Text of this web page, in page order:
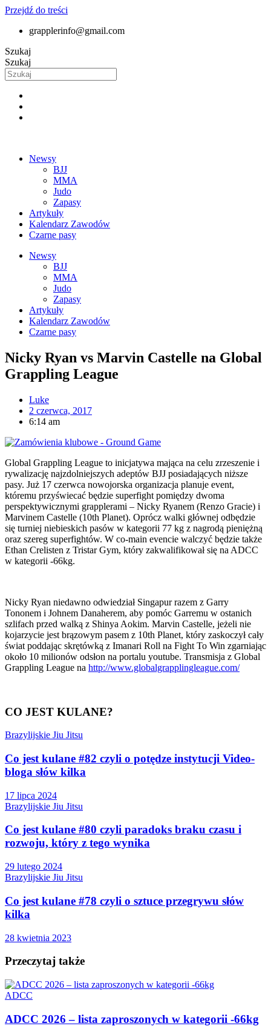
Przejdź do treści
grapplerinfo@gmail.com
Szukaj
Szukaj
Newsy
BJJ
MMA
Judo
Zapasy
Artykuły
Kalendarz Zawodów
Czarne pasy
Newsy
BJJ
MMA
Judo
Zapasy
Artykuły
Kalendarz Zawodów
Czarne pasy
Nicky Ryan vs Marvin Castelle na Global
Grappling League
Luke
2 czerwca, 2017
6:14 am
Global Grappling League to inicjatywa mająca na celu zrzeszenie i
rywalizację najzdolniejszych adeptów BJJ posiadających niższe
pasy. Już 17 czerwca nowojorska organizacja planuje event,
któremu przyświecać będzie superfight pomiędzy dwoma
perspektywicznymi grapplerami – Nicky Ryanem (Renzo Gracie) i
Marvinem Castelle (10th Planet). Oprócz walki głównej odbędzie
się turniej niebieskich pasów w kategorii 77 kg z nagrodą pieniężną
oraz szereg superfightów. W co-main evencie walczyć będzie także
Ethan Crelisten z Tristar Gym, który zakwalifikował się na ADCC
w kategorii -66kg.
Nicky Ryan niedawno odwiedział Singapur razem z Garry
Tononem i Johnem Danaherem, aby pomóc Garremu w ostanich
szlifach przed walką z Shinya Aokim. Marvin Castelle, jeżeli nie
kojarzycie jest brązowym pasem z 10th Planet, który zaskoczył cały
świat poddając skrętówką z Imanari Roll na Fight To Win zgarniając
około 10 milionów odsłon na portalu youtube. Transmisja z Global
Grappling League na http://www.globalgrapplingleague.com/
CO JEST KULANE?
Brazylijskie Jiu Jitsu
Co jest kulane #82 czyli o potędze instytucji Video-
bloga słów kilka
17 lipca 2024
Brazylijskie Jiu Jitsu
Co jest kulane #80 czyli paradoks braku czasu i
rozwoju, który z tego wynika
29 lutego 2024
Brazylijskie Jiu Jitsu
Co jest kulane #78 czyli o sztuce przegrywu słów
kilka
28 kwietnia 2023
Przeczytaj także
ADCC
ADCC 2026 – lista zaproszonych w kategorii -66kg